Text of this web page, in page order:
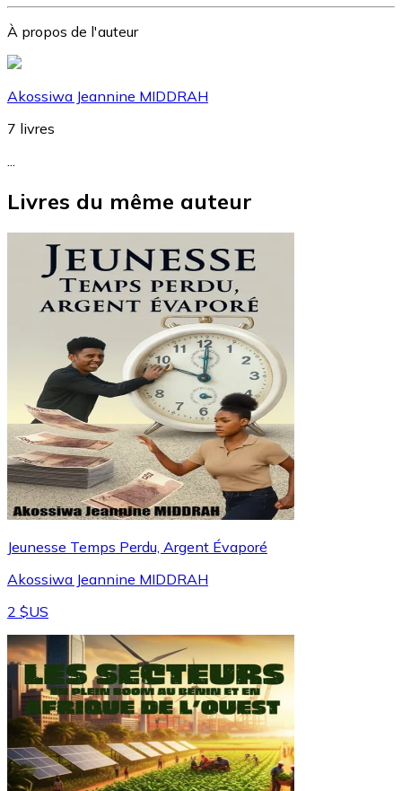
À propos de l'auteur
Akossiwa Jeannine MIDDRAH
7 livres
Livres du même auteur
Jeunesse Temps Perdu, Argent Évaporé
Akossiwa Jeannine MIDDRAH
2 $US